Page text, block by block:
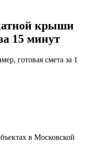
крыши
15 минут
готовая смета за 1
в Московской